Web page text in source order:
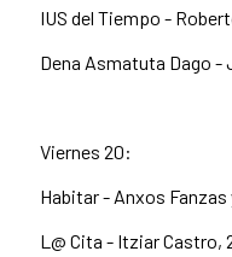
IUS del Tiempo -
Dena Asmatuta Dago -
Viernes 20:
Habitar - Anxos
L@ Cita - Itziar Castro,